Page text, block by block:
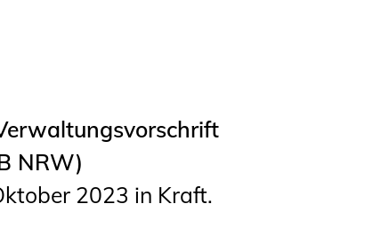
NRW)
2023 in Kraft.